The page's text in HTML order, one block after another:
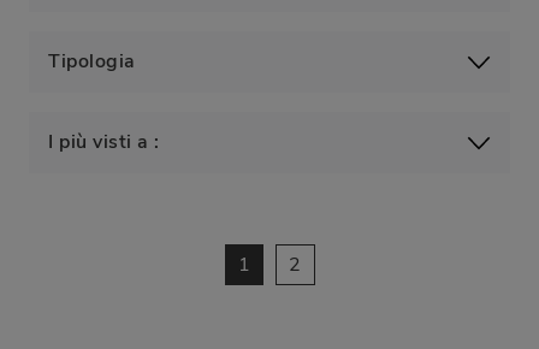
Tipologia
I più visti a :
1 2